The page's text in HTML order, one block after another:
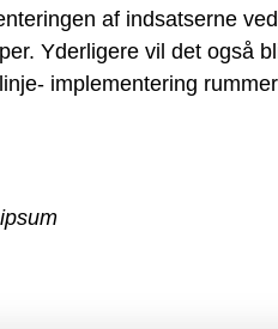
af indsatserne
Yderligere vil det også
implementering